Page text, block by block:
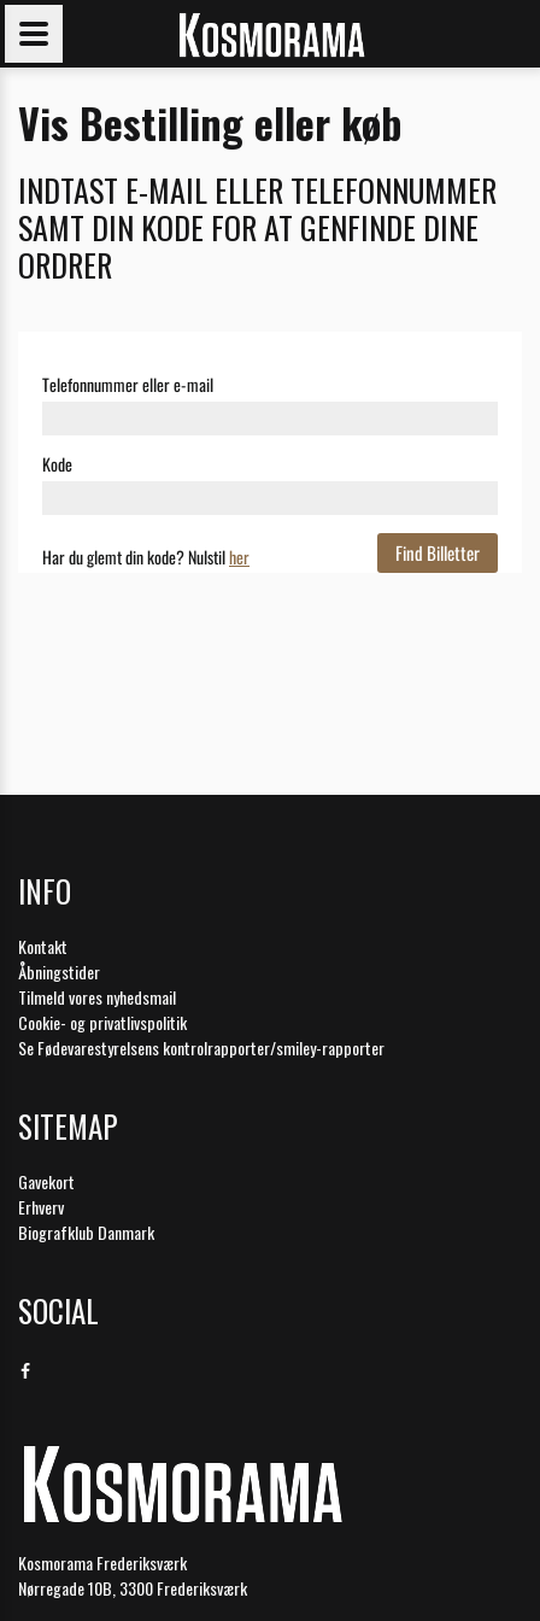
Vis Bestilling eller køb
INDTAST E-MAIL ELLER TELEFONNUMMER
SAMT DIN KODE FOR AT GENFINDE DINE
ORDRER
INFO
Kontakt
Åbningstider
Tilmeld vores nyhedsmail
Cookie- og privatlivspolitik
Se Fødevarestyrelsens kontrolrapporter/smiley-rapporter
SITEMAP
Gavekort
Erhverv
Biografklub Danmark
SOCIAL
Kosmorama Frederiksværk
Nørregade 10B, 3300 Frederiksværk